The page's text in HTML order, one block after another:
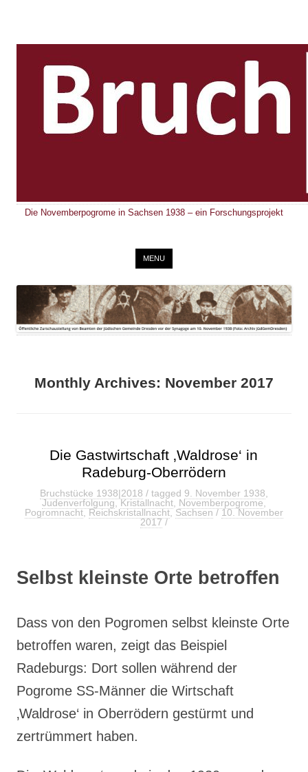
Die Novemberpogrome in Sachsen 1938 – ein Forschungsprojekt
MENU
Monthly Archives: November 2017
Die Gastwirtschaft ‚Waldrose‘ in
Radeburg-Oberrödern
Bruchstücke 1938|2018 / tagged 9. November 1938,
Judenverfolgung,Kristallnacht, Novemberpogrome,
Pogromnacht,Reichskristallnacht, Sachsen/10. November
2017/
Selbst kleinste Orte betroffen
Dass von den Pogromen selbst kleinste Orte
betroffen waren, zeigt das Beispiel
Radeburgs: Dort sollen während der
Pogrome SS-Männer die Wirtschaft
‚Waldrose‘ in Oberrödern gestürmt und
zertrümmert haben.